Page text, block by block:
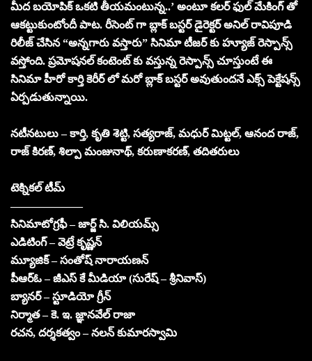
మీద బయోపిక్ ఒకటి తీయమంటున్న..’ అంటూ కలర్ ఫుల్ మేకింగ్ తో
ఆకట్టుకుంటోందీ పాట. రీసెంట్ గా బ్లాక్ బస్టర్ డైరెక్టర్ అనిల్ రావిపూడి
రిలీజ్ చేసిన “అన్నగారు వస్తారు” సినిమా టీజర్ కు హ్యూజ్ రెస్పాన్స్
వస్తోంది. ప్రమోషనల్ కంటెంట్ కు వస్తున్న రెస్పాన్స్ చూస్తుంటే ఈ
సినిమా హీరో కార్తి కెరీర్ లో మరో బ్లాక్ బస్టర్ అవుతుందనే ఎక్స్ పెక్టేషన్స్
ఏర్పడుతున్నాయి.
నటీనటులు – కార్తి, కృతి శెట్టి, సత్యరాజ్, మధుర్ మిట్టల్, ఆనంద రాజ్,
రాజ్ కిరణ్, శిల్పా మంజునాథ్, కరుణాకరణ్, తదితరులు
టెక్నికల్ టీమ్
——————–
సినిమాటోగ్రఫీ – జార్జ్ సి. విలియమ్స్
ఎడిటింగ్ – వెట్రే కృష్ణన్
మ్యూజిక్ – సంతోష్ నారాయణన్
పీఆర్ఓ – జీఎస్ కే మీడియా (సురేష్ – శ్రీనివాస్)
బ్యానర్ – స్టూడియో గ్రీన్
నిర్మాత – కె. ఇ. జ్ఞానవేల్ రాజా
రచన, దర్శకత్వం – నలన్ కుమారస్వామి